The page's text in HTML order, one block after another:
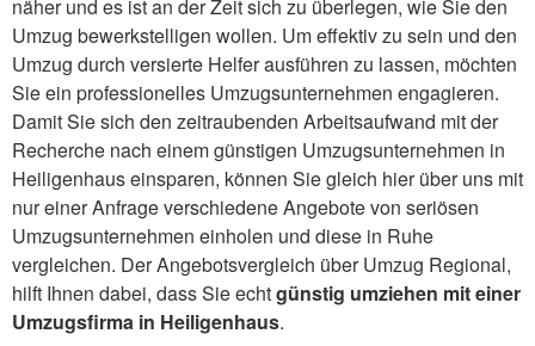
näher und es ist an der Zeit sich zu überlegen, wie Sie den
Umzug bewerkstelligen wollen. Um effektiv zu sein und den
Umzug durch versierte Helfer ausführen zu lassen, möchten
Sie ein professionelles Umzugsunternehmen engagieren.
Damit Sie sich den zeitraubenden Arbeitsaufwand mit der
Recherche nach einem günstigen Umzugsunternehmen in
Heiligenhaus einsparen, können Sie gleich hier über uns mit
nur einer Anfrage verschiedene Angebote von seriösen
Umzugsunternehmen einholen und diese in Ruhe
vergleichen. Der Angebotsvergleich über Umzug Regional,
hilft Ihnen dabei, dass Sie echtgünstig umziehen mit einer
Umzugsfirma in Heiligenhaus.